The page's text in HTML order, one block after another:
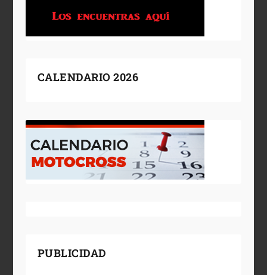
CALENDARIO 2026
PUBLICIDAD